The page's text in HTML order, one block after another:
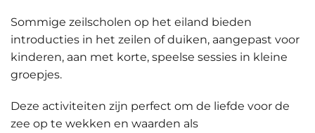
Sommige zeilscholen op het eiland bieden
introducties in het zeilen of duiken, aangepast voor
kinderen, aan met korte, speelse sessies in kleine
groepjes.
Deze activiteiten zijn perfect om de liefde voor de
zee op te wekken en waarden als